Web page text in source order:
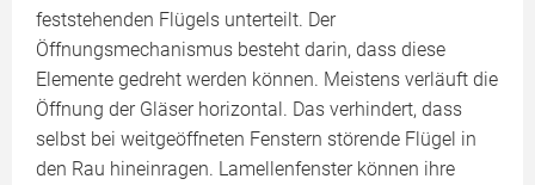
feststehenden Flügels unterteilt. Der
Öffnungsmechanismus besteht darin, dass diese
Elemente gedreht werden können. Meistens verläuft die
Öffnung der Gläser horizontal. Das verhindert, dass
selbst bei weitgeöffneten Fenstern störende Flügel in
den Rau hineinragen. Lamellenfenster können ihre